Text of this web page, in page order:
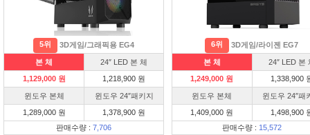
5위 3D게임/그래픽용 EG4
본 체
24″ LED 본 체
1,129,000 원
1,218,900 원
윈도우 본체
윈도우 24″패키지
1,289,000 원
1,378,900 원
판매수량 : 7,706
6위 3D게임/라이젠 EG7
본 체
24″ LED 본
1,249,000 원
1,338,900
윈도우 본체
윈도우 24″패
1,409,000 원
1,498,900
판매수량 : 15,572